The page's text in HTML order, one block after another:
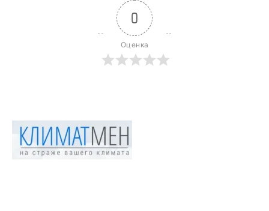
0
Оценка